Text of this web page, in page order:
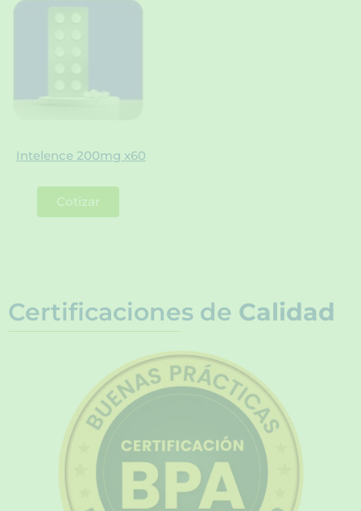
Intelence 200mg x60
Cotizar
Certificaciones de Calidad